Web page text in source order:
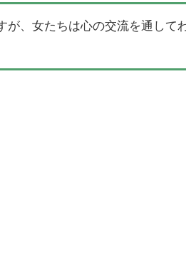
が、女たちは心の交流を通して